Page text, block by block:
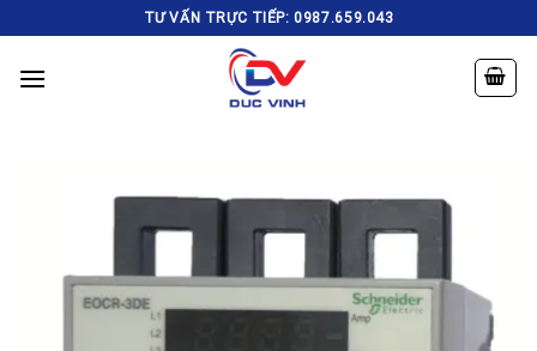
to
content
TƯ VẤN TRỰC TIẾP: 0987.659.043